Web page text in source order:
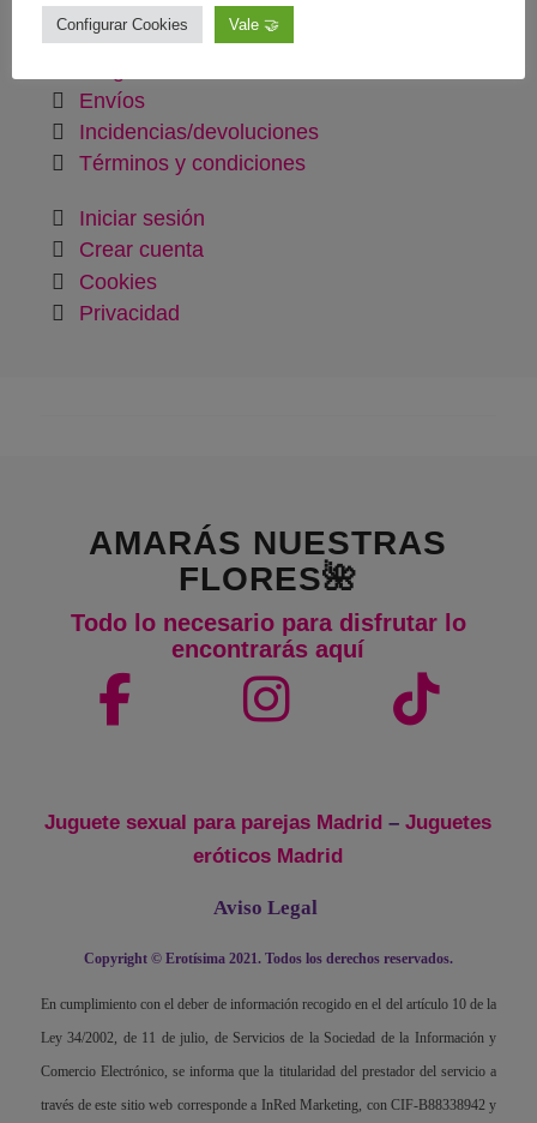
sexo anal
Envíos
Incidencias/devoluciones
Términos y condiciones
Iniciar sesión
Crear cuenta
Cookies
Privacidad
AMARÁS NUESTRAS
FLORES🌺
Todo lo necesario para disfrutar lo
encontrarás aquí
Juguete sexual para parejas Madrid –Juguetes
eróticos Madrid
Aviso Legal
Copyright © Erotísima 2021. Todos los derechos reservados.
En cumplimiento con el deber de información recogido en el del artículo 10 de la
Ley 34/2002, de 11 de julio, de Servicios de la Sociedad de la Información y
Comercio Electrónico, se informa que la titularidad del prestador del servicio a
través de este sitio web corresponde a InRed Marketing, con CIF-B88338942 y
Configurar Cookies Vale 🤝